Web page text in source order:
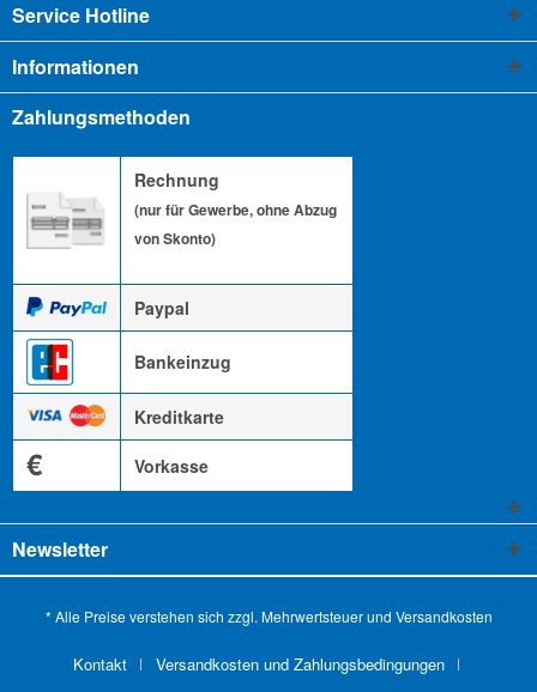
Service Hotline
Informationen
Zahlungsmethoden
Rechnung
(nur für Gewerbe, ohne Abzug
von Skonto)
Paypal
Bankeinzug
Kreditkarte
€ Vorkasse
Newsletter
* Alle Preise verstehen sich zzgl. Mehrwertsteuer und Versandkosten
Kontakt Versandkosten und Zahlungsbedingungen